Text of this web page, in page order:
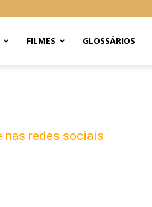
FILMES GLOSSÁRIOS
nas redes sociais